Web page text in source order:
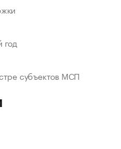
год
субъектов МСП